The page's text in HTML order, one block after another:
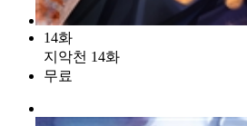
14화
지악천 14화
무료